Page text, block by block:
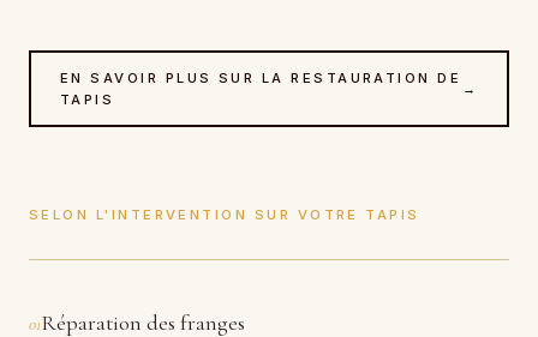
EN SAVOIR PLUS SUR LA RESTAURATION DE
TAPIS
→
SELON L'INTERVENTION SUR VOTRE TAPIS
01Réparation des franges